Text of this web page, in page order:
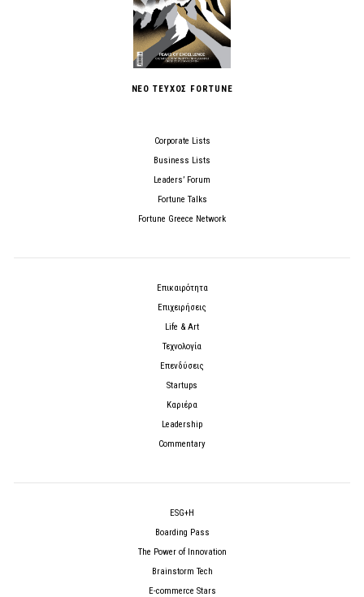
ΝΕΟ ΤΕΥΧΟΣ FORTUNE
Corporate Lists
Business Lists
Leaders’ Forum
Fortune Talks
Fortune Greece Network
Επικαιρότητα
Επιχειρήσεις
Life & Art
Τεχνολογία
Επενδύσεις
Startups
Καριέρα
Leadership
Commentary
ESG+H
Boarding Pass
The Power of Innovation
Brainstorm Tech
E-commerce Stars